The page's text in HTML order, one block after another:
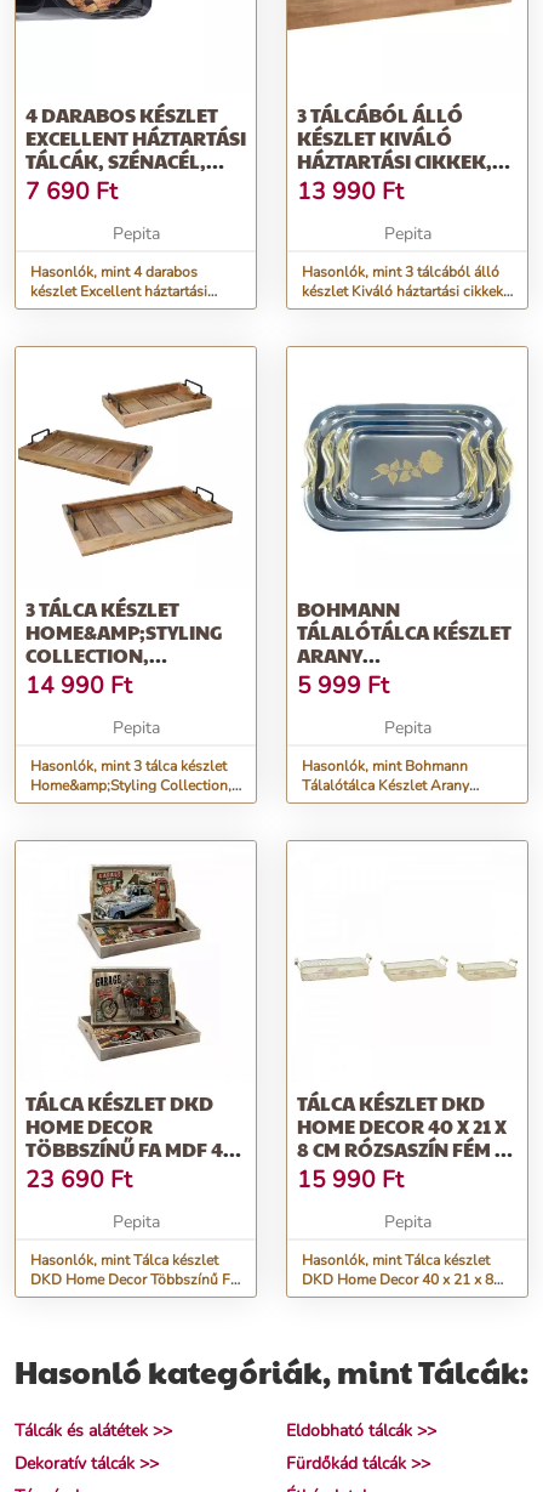
4 DARABOS KÉSZLET
EXCELLENT HÁZTARTÁSI
TÁLCÁK, SZÉNACÉL,
41X28 CM...
7 690 Ft
Pepita
Hasonlók, mint 4 darabos
készlet Excellent háztartási
tálcák, szénacél, 41x28 cm...
3 TÁLCÁBÓL ÁLLÓ
KÉSZLET KIVÁLÓ
HÁZTARTÁSI CIKKEK,
MANGÓFA, 45,5X2...
13 990 Ft
Pepita
Hasonlók, mint 3 tálcából álló
készlet Kiváló háztartási cikkek,
mangófa, 45,5x2...
3 TÁLCA KÉSZLET
HOME&AMP;STYLING
COLLECTION,
MANGÓFA/FÉM,
57X39X7,5 C...
14 990 Ft
Pepita
Hasonlók, mint 3 tálca készlet
Home&amp;Styling Collection,
mangófa/fém, 57x39x7,5 c...
BOHMANN
TÁLALÓTÁLCA KÉSZLET
ARANY
FOGANTYÚKKAL
5 999 Ft
Pepita
Hasonlók, mint Bohmann
Tálalótálca Készlet Arany
Fogantyúkkal
TÁLCA KÉSZLET DKD
HOME DECOR
TÖBBSZÍNŰ FA MDF 40
X 30 X 6 CM (2 E...
23 690 Ft
Pepita
Hasonlók, mint Tálca készlet
DKD Home Decor Többszínű Fa
MDF 40 x 30 x 6 cm (2 e...
TÁLCA KÉSZLET DKD
HOME DECOR 40 X 21 X
8 CM RÓZSASZÍN FÉM 8
CM 3...
15 990 Ft
Pepita
Hasonlók, mint Tálca készlet
DKD Home Decor 40 x 21 x 8
cm Rózsaszín Fém 8 cm 3...
Hasonló kategóriák, mint Tálcák:
Tálcák és alátétek >>
Eldobható tálcák >>
Dekoratív tálcák >>
Fürdőkád tálcák >>